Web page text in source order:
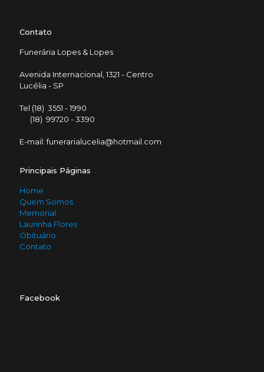
Contato
Funerária Lopes & Lopes
Avenida Internacional, 1321 - Centro
Lucélia - SP
Tel (18) 3551 - 1990
(18) 99720 - 3390
E-mail: funerarialucelia@hotmail.com
Principais Páginas
Home
Quem Somos
Memorial
Laurinha Flores
Obituário
Contato
Facebook